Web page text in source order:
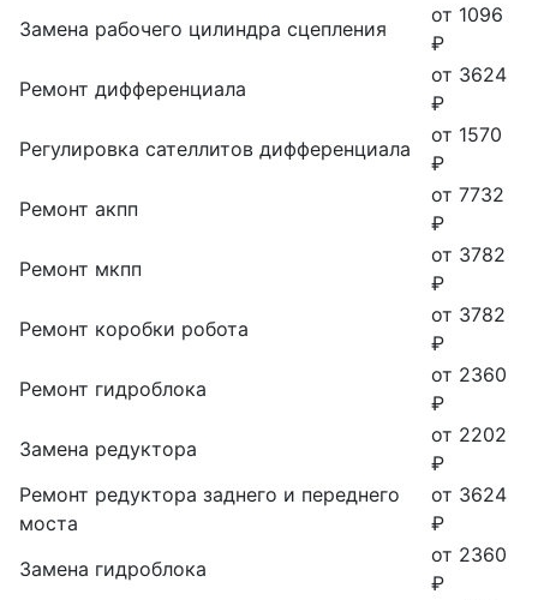
Замена рабочего цилиндра сцепления
от 1096
₽
Ремонт дифференциала
от 3624
₽
Регулировка сателлитов дифференциала
от 1570
₽
Ремонт акпп
от 7732
₽
Ремонт мкпп
от 3782
₽
Ремонт коробки робота
от 3782
₽
Ремонт гидроблока
от 2360
₽
Замена редуктора
от 2202
₽
Ремонт редуктора заднего и переднего
моста
от 3624
₽
Замена гидроблока
от 2360
₽